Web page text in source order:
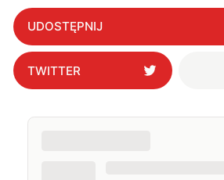
UDOSTĘPNIJ
TWITTER